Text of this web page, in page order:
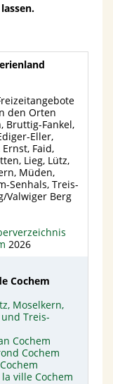
den Orten
Bruttig-Fankel,
Eller,
Faid,
Lieg, Lütz,
Müden,
Senhals, Treis-
Valwiger Berg
2026
Cochem
Moselkern,
Treis-
Cochem
Cochem
ville Cochem